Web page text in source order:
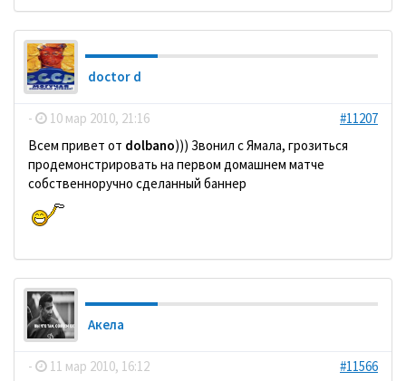
doctor d
- 10 мар 2010, 21:16
#11207
Всем привет от dolbano))) Звонил с Ямала, грозиться
продемонстрировать на первом домашнем матче
собственноручно сделанный баннер
Акела
- 11 мар 2010, 16:12
#11566